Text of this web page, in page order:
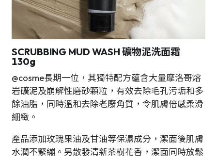
SCRUBBING MUD WASH 礦物泥洗面霜
130g
@cosme長期一位，其獨特配方蘊含大量摩洛哥熔
岩礦泥及崩解性磨砂顆粒，有效去除毛孔污垢和多
餘油脂，同時溫和去除老廢角質，令肌膚倍感柔滑
細緻。
產品添加玫瑰果油及甘油等保濕成分，潔面後肌膚
水潤不緊繃。另散發清新茶樹花香，潔面同時放鬆